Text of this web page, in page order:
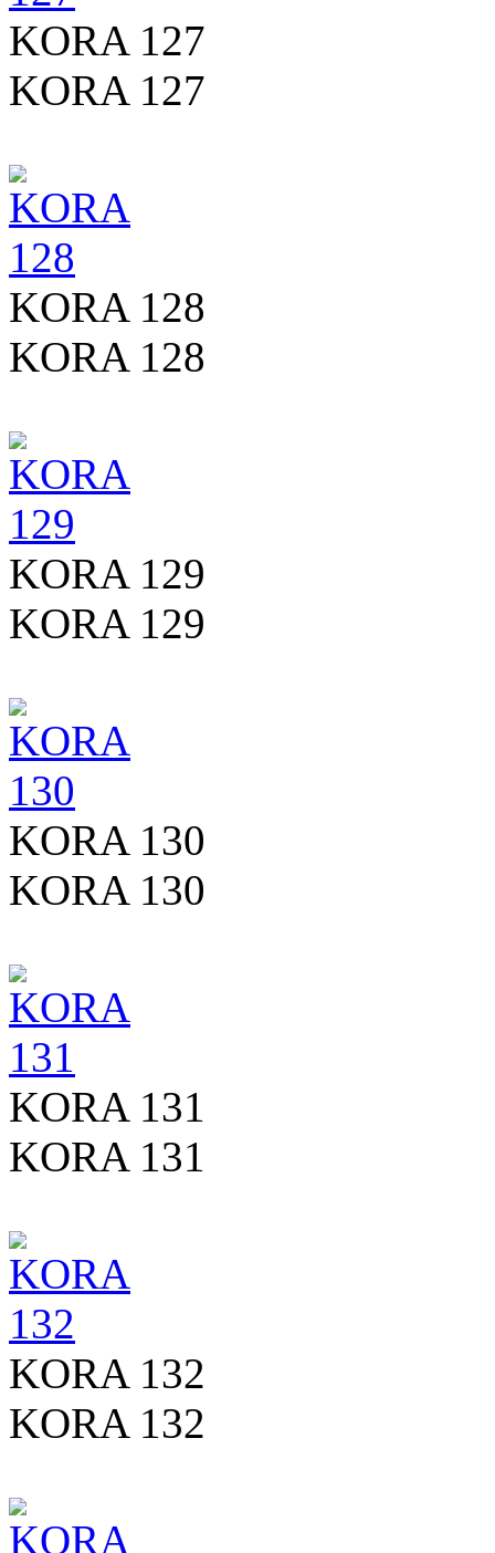
KORA 127
KORA 127
KORA 128
KORA 128
KORA 129
KORA 129
KORA 130
KORA 130
KORA 131
KORA 131
KORA 132
KORA 132